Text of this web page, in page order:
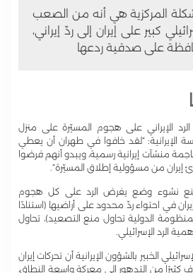
المركزية هي أنه من الصعب
كبير على إيران إلى ردّ إيراني،
على صدقية ردعها
الرد الإيراني على هجوم المسيّرة على منزل
الإيرانية: “لقد خافوا في طهران أن يعطي
منشآت إيرانية رسمية، ويبدو أنهم فرضوا
إيران من مسؤولية إطلاق المسيّرة”.
نشوء وضع يفرض الرد على كل هجوم
في احتواء ردّ محدود على أراضيها (استنادًا
الدولية تحاول منع التصعيد)، تحاول
الرد الإسرائيلي.
الخبير بالشؤون الإيرانية أن تحركات إيران
كثيرًا من التدهور إلى معركة واسعة النطاق،